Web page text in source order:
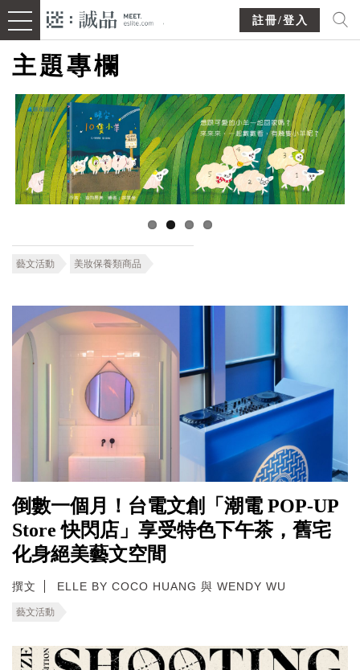
註冊/登入
主題專欄
藝文活動 美妝保養類商品
倒數一個月！台電文創「潮電 POP-UP
Store 快閃店」享受特色下午茶，舊宅
化身絕美藝文空間
撰文 ELLE BY COCO HUANG 與 WENDY WU
藝文活動